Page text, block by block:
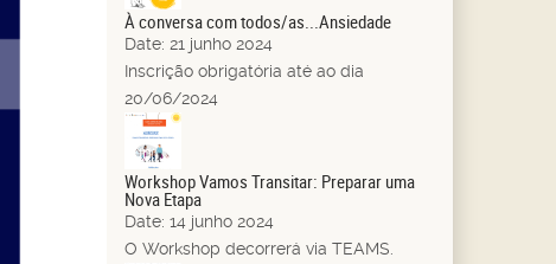
À conversa com todos/as...Ansiedade
Date: 21 junho 2024
Inscrição obrigatória até ao dia
20/06/2024
Jun.
Workshop Vamos Transitar: Preparar uma
Nova Etapa
Date: 14 junho 2024
O Workshop decorrerá via TEAMS.